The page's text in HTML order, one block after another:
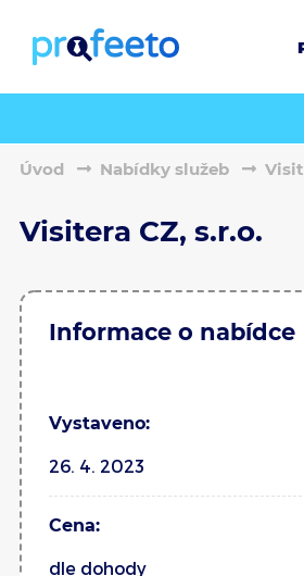
Úvod Nabídky služeb
Visitera CZ, s.r.o.
Informace o nabídce
Vystaveno:
26. 4. 2023
Cena:
dle dohody